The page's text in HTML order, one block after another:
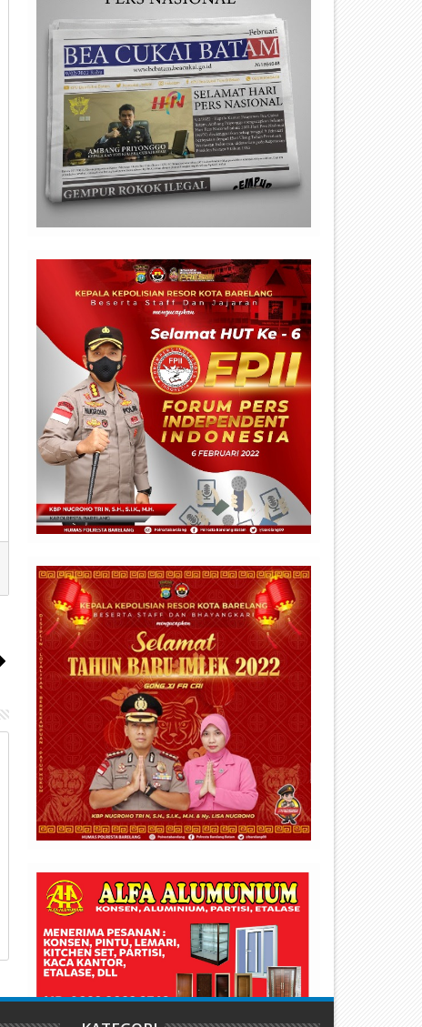
Wajah Baru Hiburan Malam
Batam: Shark Club Buka 15 Juli,
Banyak Promo Gila!
Gelper Lion Square 91 di
Baja Batam Diduga “Cuci”
Lewat Rokok